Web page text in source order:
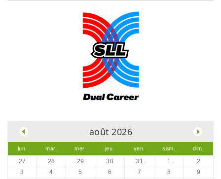
août 2026
lun. mar. mer. jeu. ven. sam. dim.
27 28 29 30 31 1
2
3
4 5 6 7 8
9